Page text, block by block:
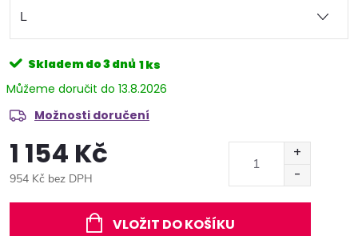
Skladem do 3 dnů 1 ks
13.8.2026
Možnosti doručení
1 154 Kč
954 Kč bez DPH
VLOŽIT DO KOŠÍKU